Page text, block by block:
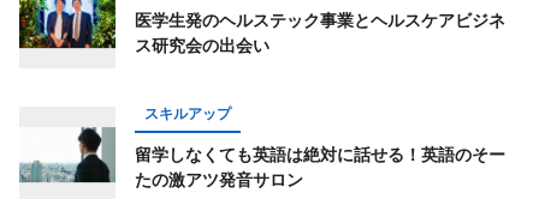
コミュニティ オンラインサロン
キーワード一覧
医学生発のヘルステック事業とヘルスケアビジネ
ス研究会の出会い
スキルアップ
留学しなくても英語は絶対に話せる！英語のそー
たの激アツ発音サロン